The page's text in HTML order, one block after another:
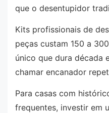
que o desentupidor
Kits profissionais de
peças custam 150 a
único que dura década
chamar encanador
Para casas com
frequentes, investir em